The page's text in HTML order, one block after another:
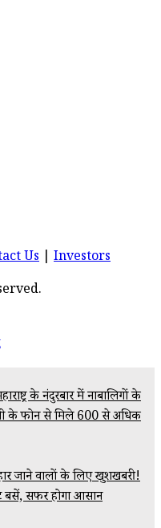
Us
Investors
के नंदुरबार में नाबालिगों के
के फोन से मिले 600 से अधिक
जाने वालों के लिए खुशखबरी!
बसें, सफर होगा आसान